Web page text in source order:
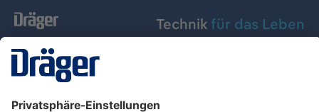
Technik für das Leben
Dräger Austria GmbH
Über Dräger